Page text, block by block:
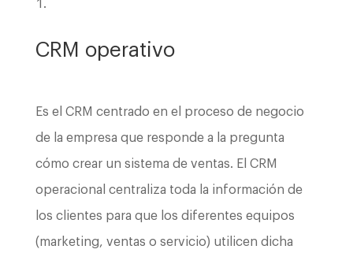
CRM operativo
Es el CRM centrado en el proceso de negocio
de la empresa que responde a la pregunta
cómo crear un sistema de ventas. El CRM
operacional centraliza toda la información de
los clientes para que los diferentes equipos
(marketing, ventas o servicio) utilicen dicha